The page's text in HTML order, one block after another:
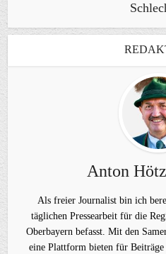
Anton
Als freier Journalist bin ich
täglichen Pressearbeit für die
Oberbayern befasst. Mit den
eine Plattform bieten für Beiträge